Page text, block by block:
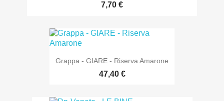
7,70 €
Grappa - GIARE - Riserva Amarone
47,40 €